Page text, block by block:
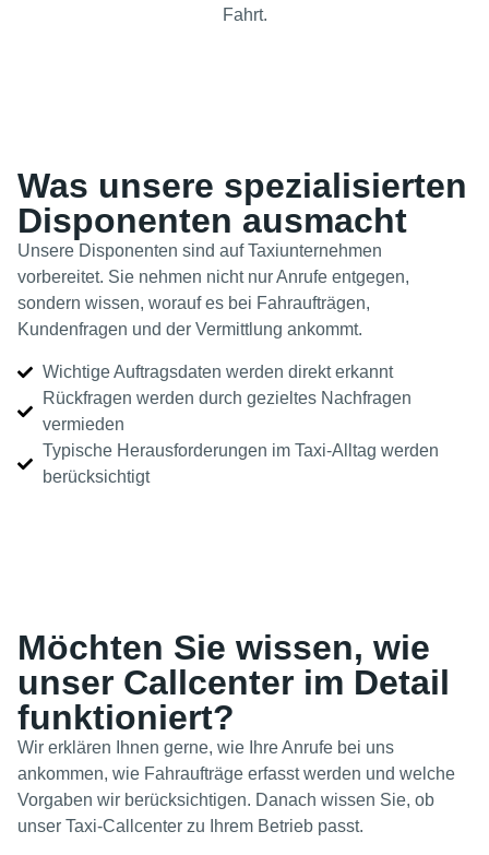
Fahrt.
Was unsere spezialisierten
Disponenten ausmacht
Unsere Disponenten sind auf Taxiunternehmen
vorbereitet. Sie nehmen nicht nur Anrufe entgegen,
sondern wissen, worauf es bei Fahraufträgen,
Kundenfragen und der Vermittlung ankommt.
Wichtige Auftragsdaten werden direkt erkannt
Rückfragen werden durch gezieltes Nachfragen
vermieden
Typische Herausforderungen im Taxi-Alltag werden
berücksichtigt
Möchten Sie wissen, wie
unser Callcenter im Detail
funktioniert?
Wir erklären Ihnen gerne, wie Ihre Anrufe bei uns
ankommen, wie Fahraufträge erfasst werden und welche
Vorgaben wir berücksichtigen. Danach wissen Sie, ob
unser Taxi-Callcenter zu Ihrem Betrieb passt.